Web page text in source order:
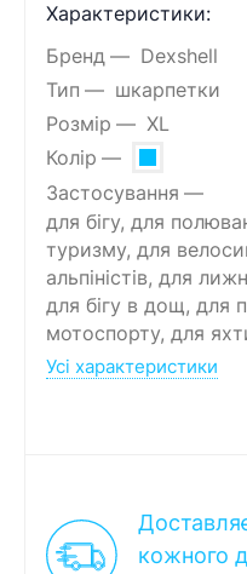
Характеристики:
Бренд
Dexshell
Тип
шкарпетки
Розмір
XL
Колір
Застосування
для бігу, для
туризму, для
альпіністів, для
для бігу в дощ, для
мотоспорту, для
Усі характеристики
кожного